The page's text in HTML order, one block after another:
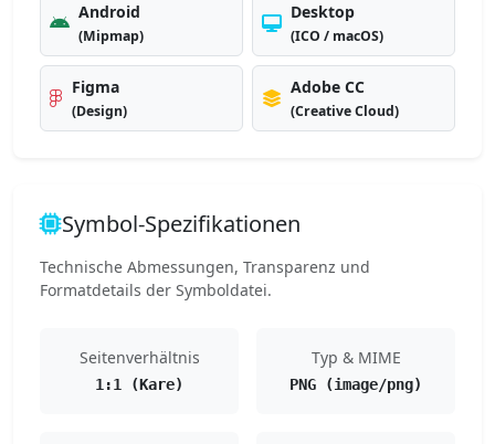
Android
(Mipmap)
Desktop
(ICO / macOS)
Figma
(Design)
Adobe CC
(Creative Cloud)
Symbol-Spezifikationen
Technische Abmessungen, Transparenz und
Formatdetails der Symboldatei.
Seitenverhältnis
1:1 (Kare)
Typ & MIME
PNG (image/png)